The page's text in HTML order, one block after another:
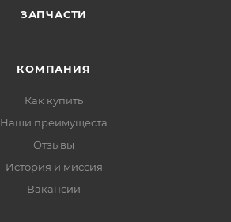
ЗАПЧАСТИ
КОМПАНИЯ
Как купить
Наши преимущеста
Отзывы
История и миссия
Вакансии